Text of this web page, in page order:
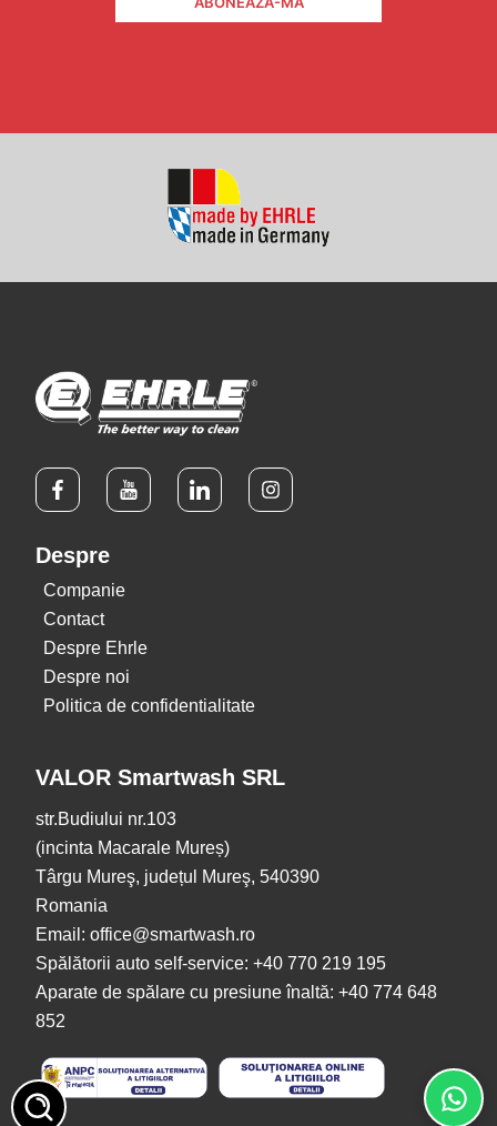
Despre
Companie
Contact
Despre Ehrle
Despre noi
Politica de confidentialitate
VALOR Smartwash SRL
str.Budiului nr.103
(incinta Macarale Mureș)
Târgu Mureş, județul Mureş, 540390
Romania
Email: office@smartwash.ro
Spălătorii auto self-service: +40 770 219 195
Aparate de spălare cu presiune înaltă: +40 774 648
852